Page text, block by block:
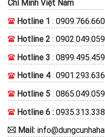
Chí Minh Việt Nam
Hotline 1 : 0909.766.660
Hotline 2 : 0902.049.059
Hotline 3 : 0899.495.459
Hotline 4: 0901.293.636
Hotline 5 : 0865.049.059
Hotline 6 : 0935.313.338
Mail: